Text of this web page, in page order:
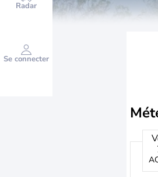
Radar
Se connecter